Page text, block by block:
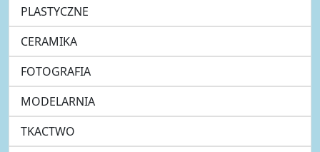
PLASTYCZNE
CERAMIKA
FOTOGRAFIA
MODELARNIA
TKACTWO